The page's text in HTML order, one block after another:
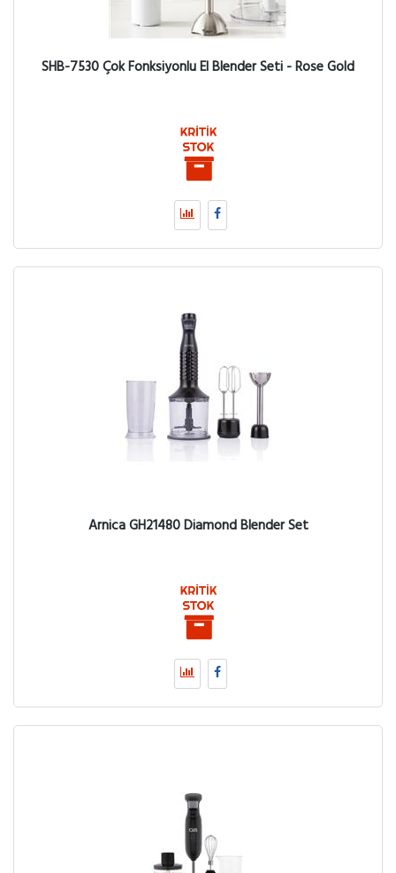
SHB-7530 Çok Fonksiyonlu El Blender Seti - Rose Gold
Arnica GH21480 Diamond Blender Set